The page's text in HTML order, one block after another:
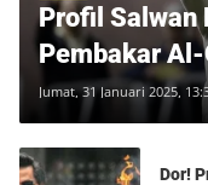
Profil Salwan
Pembakar Al-
Ditembak di
Jumat, 31 Januari 2025,
Dor!